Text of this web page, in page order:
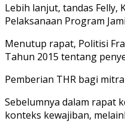
Lebih lanjut, tandas Felly,
Pelaksanaan Program
Menutup rapat, Politisi
Tahun 2015 tentang
Pemberian THR bagi
Sebelumnya dalam rapat
konteks kewajiban,